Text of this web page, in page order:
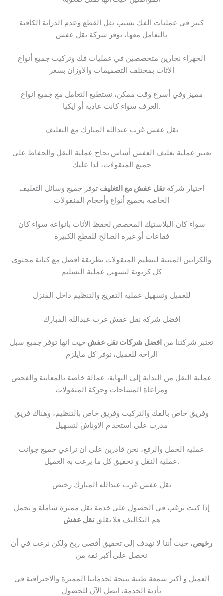
كبير في عمليات الفك بسبب ثقل القطع وعدم الدراية الكافية
بالتعامل معها، توفر شركة نقل عفش
الجهراء نجارين متخصصين في عمليات فك وتركيب جميع أنواع
الأثاث بمختلف التصميمات والأوزان بسعر
مميز وفي أسرع وقت ممكن، نستطيع التعامل مع جميع انواع
الغرف سواء كانت عادية أو ايكيا.
نقل عفش غرب عبدالله المبارك مع التغليف
تعتبر عملية تغليف العفش أساس نجاح عملية النقل والحفاظ على
جميع المنقولات، لذا عليك
اختيار شركةنقل عفش مع التغليف توفر جميع وسائل التغليف
الخاصة بجميع أنواع وأحجام المنقولات
سواء كان البلاستيك المخصص لحفظ الأثاث بانواعة سواء كان
فقاعات أو غيره الصالح للقطع الكبيرة
والكراتين المتينة لتنظيم المنقولات بطريقة أفضل مع كتابة محتوى
كل كرتونة لتسهيل عملية التسليم
للعميل وتسهيل عملية التفريغ والتنظيم داخل المنزل
افضل شركة نقل عفش غرب عبدالله المبارك
تعتبر شركتنا من افضل شركات نقل عفش حيث انها توفر جميع سبل
الراحة للعميل، توفر كل مايلزم
عملية النقل من البداية إلى النهاية، عمالة خاصة بالمعاينة والفحص
ومراعاة المساحات وحركة المنقولات
وفريق خاص بالفك والتركيب وفريق خاص بالتنظيم، وهناك فريق
مدرب على استخدام الاوناش لتسهيل
عملية الحمل والرفع، نحن قادرين على ان نراعي جميع جوانب
عملية النقل و تحقيق كل ما يرغب به العميل.
نقل عفش غرب عبدالله المبارك رخيص
إذا كنت ترغب في الحصول على خدمة نقل مميزة شاملة و تحمل
هم التكاليف فلا تقلقنقل عفش
رخيص، حيث أننا لا نهدف إلى تحقيق أقصى ربح ولكن نرغب في أن
نحصل على أكبر ثقة من
العميل و أكبر سمعة طيبة نتيجة لخدماتنا المميزة والاحترافية في
تأدية الخدمة، اتصل الآن للحصول